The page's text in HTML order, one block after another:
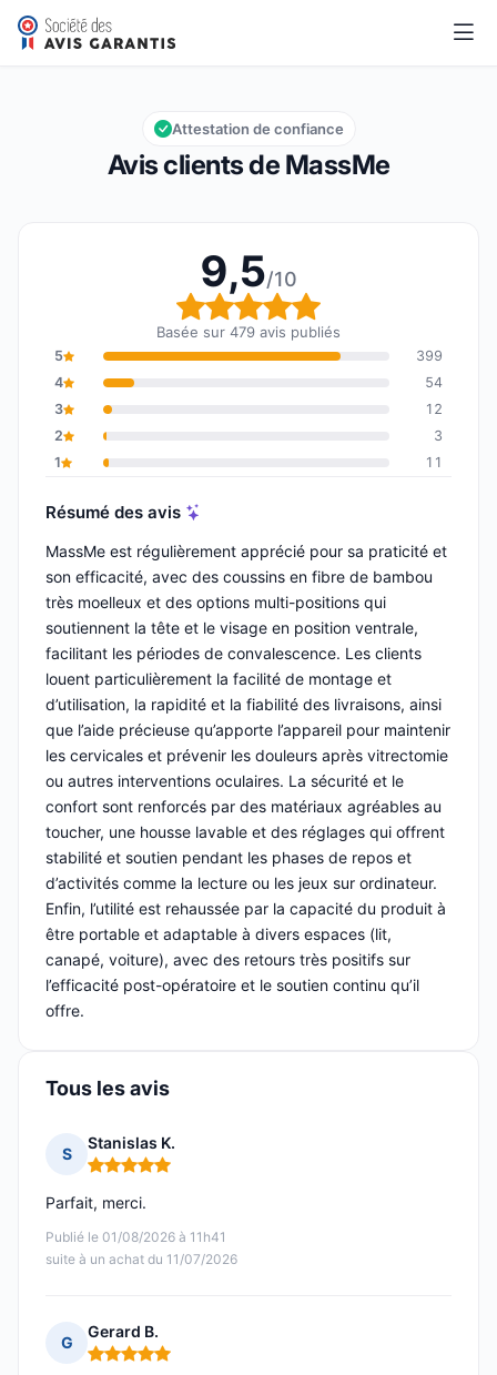
MassMe
Note globale : 9,5 sur 10
9,5/10
Avis clients de MassMe
Attestation de confiance
9,5/10
Note globale : 9,5 sur
Basée sur 479 avis publiés
5
399
4
54
3
12
2
3
1
11
Résumé des avis
MassMe est régulièrement apprécié pour sa praticité et
son efficacité, avec des coussins en fibre de bambou
très moelleux et des options multi-positions qui
soutiennent la tête et le visage en position ventrale,
facilitant les périodes de convalescence. Les clients
louent particulièrement la facilité de montage et
d’utilisation, la rapidité et la fiabilité des livraisons, ainsi
que l’aide précieuse qu’apporte l’appareil pour maintenir
les cervicales et prévenir les douleurs après vitrectomie
ou autres interventions oculaires. La sécurité et le
confort sont renforcés par des matériaux agréables au
toucher, une housse lavable et des réglages qui offrent
stabilité et soutien pendant les phases de repos et
d’activités comme la lecture ou les jeux sur ordinateur.
Enfin, l’utilité est rehaussée par la capacité du produit à
être portable et adaptable à divers espaces (lit,
canapé, voiture), avec des retours très positifs sur
l’efficacité post-opératoire et le soutien continu qu’il
offre.
Tous les avis
S
Stanislas K.
Note : 5 sur 5
Publié le 01/08/2026 à 11h41
suite à un achat du 11/07/2026
Parfait, merci.
G
Gerard B.
Note : 5 sur 5